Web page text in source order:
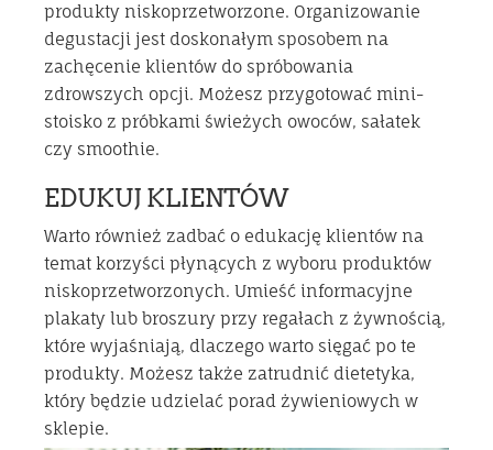
produkty niskoprzetworzone. Organizowanie
degustacji jest doskonałym sposobem na
zachęcenie klientów do spróbowania
zdrowszych opcji. Możesz przygotować mini-
stoisko z próbkami świeżych owoców, sałatek
czy smoothie.
EDUKUJ KLIENTÓW
Warto również zadbać o edukację klientów na
temat korzyści płynących z wyboru produktów
niskoprzetworzonych. Umieść informacyjne
plakaty lub broszury przy regałach z żywnością,
które wyjaśniają, dlaczego warto sięgać po te
produkty. Możesz także zatrudnić dietetyka,
który będzie udzielać porad żywieniowych w
sklepie.